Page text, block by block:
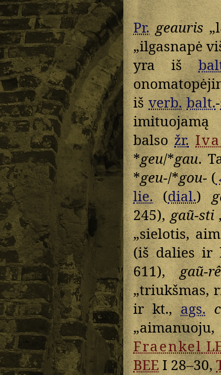
Pr. geauris
„ilgasnapė
yra iš
išverb. balt.-
balsožr.
*geu/*gau.
*geu-/*gou-(
lie.(dial.)
245),gaũ-sti
„sielotis,
(iš dalies ir
611),gaũ-
„triukšmas,
ir kt.,ags.
Fraenkel
BEEI 28–30,